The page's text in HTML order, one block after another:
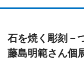
石を焼く彫刻－
藤島明範さん個